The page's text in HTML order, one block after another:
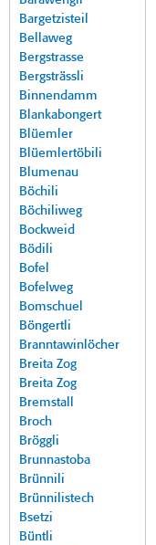
Bargetzisteil
Bellaweg
Bergstrasse
Bergsträssli
Binnendamm
Blankabongert
Blüemler
Blüemlertöbili
Blumenau
Böchili
Böchiliweg
Bockweid
Bödili
Bofel
Bofelweg
Bomschuel
Böngertli
Branntawinlöcher
Breita Zog
Breita Zog
Bremstall
Broch
Bröggli
Brunnastoba
Brünnili
Brünnilistech
Bsetzi
Büntli